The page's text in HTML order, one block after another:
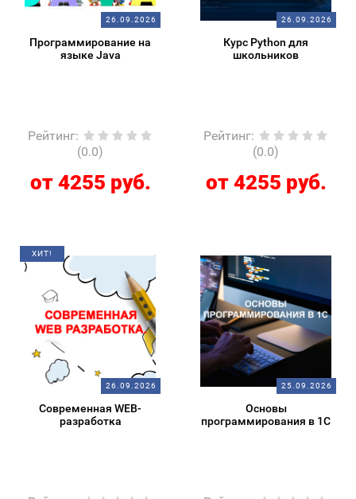
26.09.2026
Программирование на
языке Java
Рейтинг:
(0.0)
от 4255 руб.
26.09.2026
Курс Python для
школьников
Рейтинг:
(0.0)
от 4255 руб.
ХИТ!
26.09.2026
Современная WEB-
разработка
25.09.2026
Основы
программирования в 1С